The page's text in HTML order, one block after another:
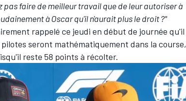
pas faire de meilleur travail que de leur autoriser à
à Oscar qu'il n'aurait plus le droit?"
rappelé ce jeudi en début de journée qu'il
seront mathématiquement dans la course,
reste 58 points à récolter.